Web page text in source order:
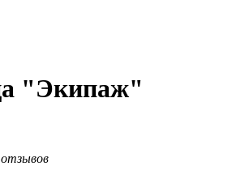
"Экипаж"